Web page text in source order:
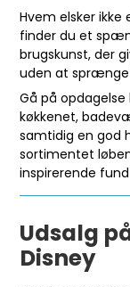
Hvem elsker
finder du et
brugskunst, der
uden at
Gå på
køkkenet,
samtidig en god
sortimentet
inspirerende
Udsalg
Disney